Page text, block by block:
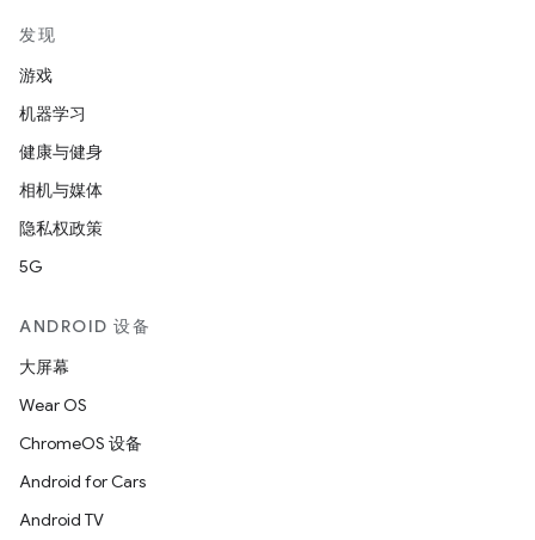
发现
游戏
机器学习
健康与健身
相机与媒体
隐私权政策
5G
ANDROID 设备
大屏幕
Wear OS
ChromeOS 设备
Android for Cars
Android TV